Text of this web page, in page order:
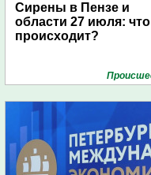
Сирены в Пензе и
области 27 июля: что
происходит?